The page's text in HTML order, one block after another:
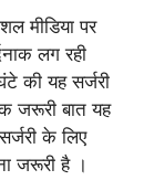
मीडिया पर
लग रही
की यह सर्जरी
जरूरी बात यह
के लिए
जरूरी है ।